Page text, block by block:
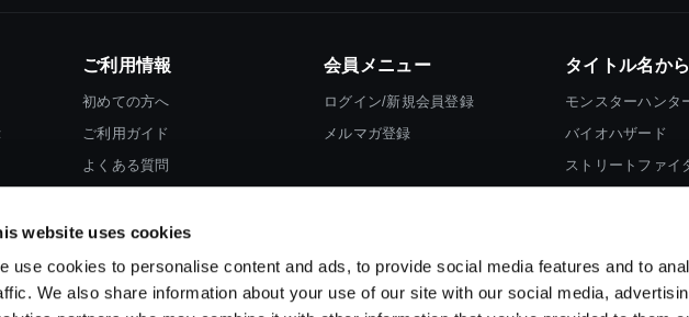
website uses cookies
use cookies to personalise content and ads, to provide social media features and to
We also share information about your use of our site with our social media,
ご利用情報
初めての方へ
ご利用ガイド
よくある質問
会員メニュー
ログイン/新規会員登録
メルマガ登録
タイトル名か
モンスターハンタ
バイオハザード
ストリートファイ